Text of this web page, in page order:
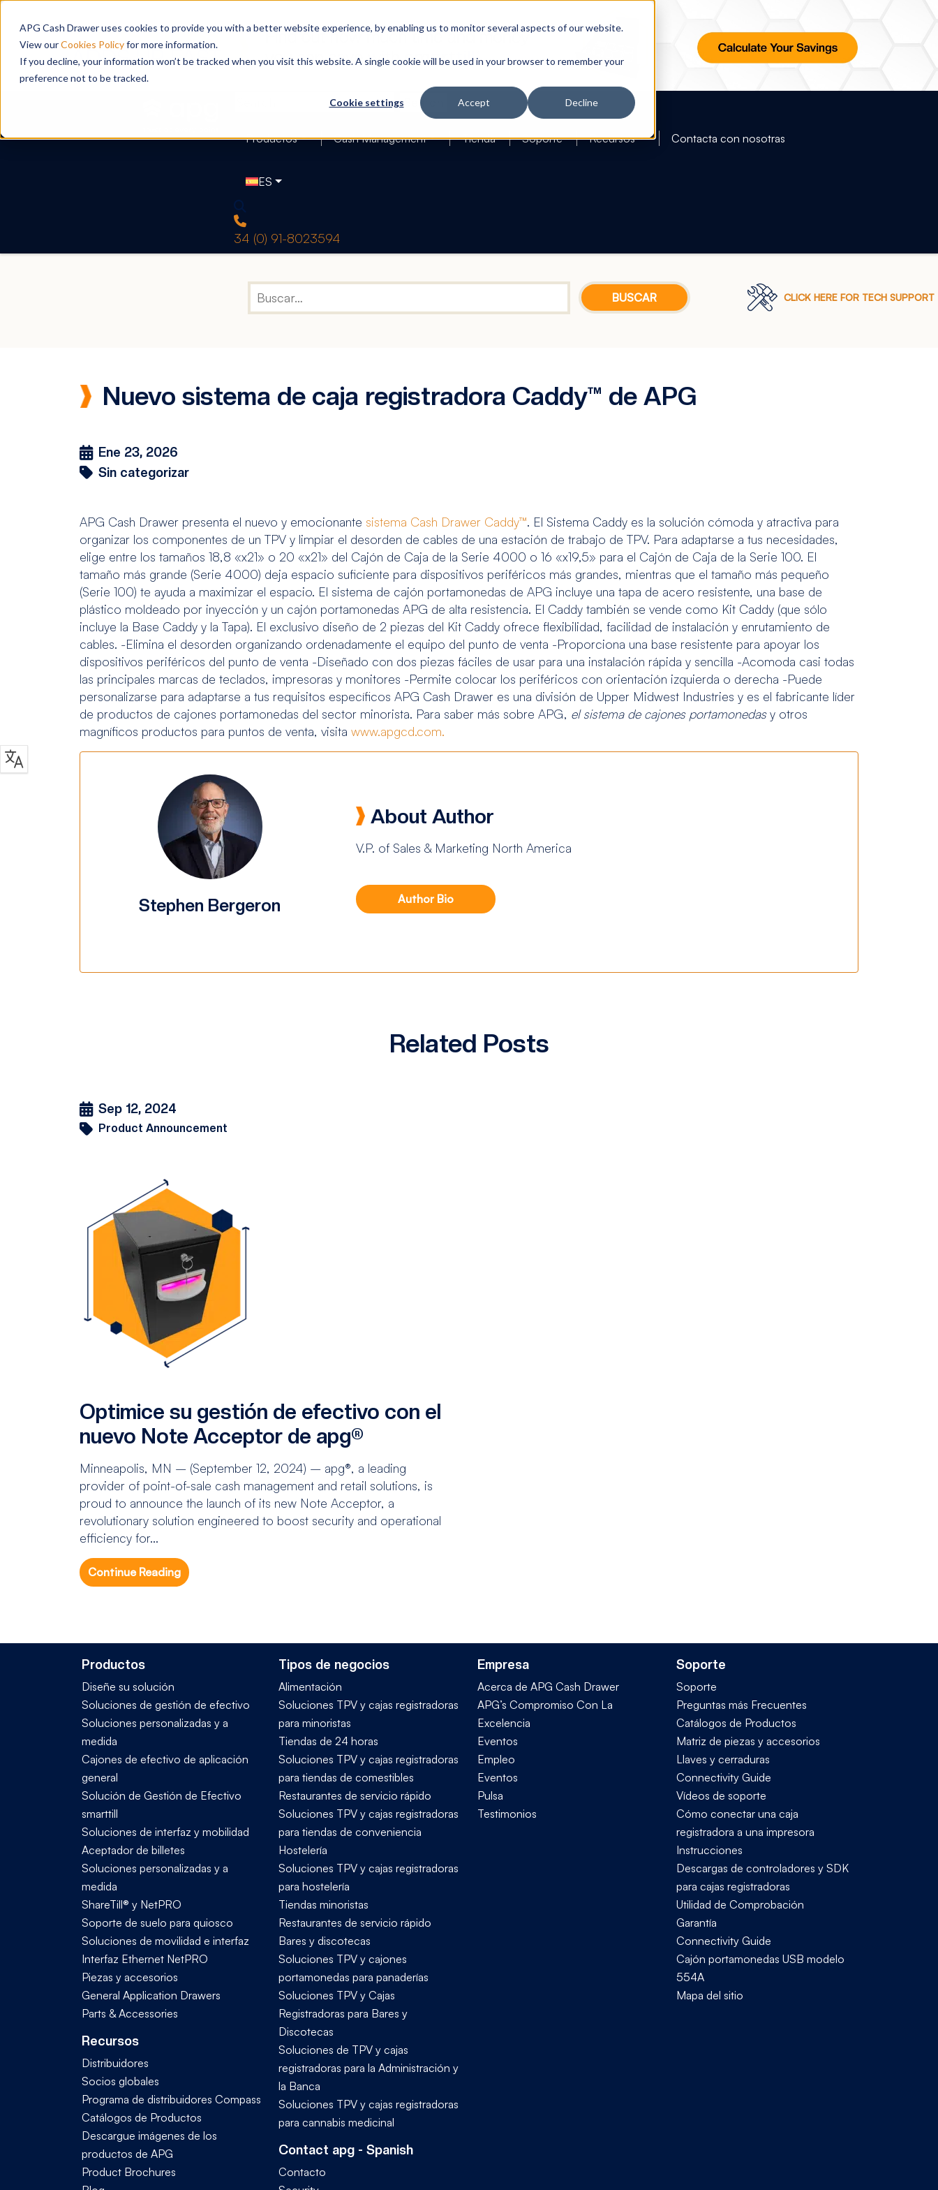
APG Cash Drawer uses cookies to provide you with a better website experience, by enabling us to monitor several aspects of our website.
View ourCookies Policyfor more information.
If you decline, your information won’t be tracked when you visit this website. A single cookie will be used in your browser to remember your
preference not to be tracked.
Cookie settings Accept Decline
Search
Productos Cash Management Tienda Soporte Recursos Contacta con nosotras
ES
34 (0) 91-8023594
CLICK HERE FOR TECH SUPPORT
Nuevo sistema de caja registradora Caddy™ de APG
Ene 23, 2026
Sin categorizar
APG Cash Drawer presenta el nuevo y emocionante sistema Cash Drawer Caddy™. El Sistema Caddy es la solución cómoda y atractiva para
organizar los componentes de un TPV y limpiar el desorden de cables de una estación de trabajo de TPV. Para adaptarse a tus necesidades,
elige entre los tamaños 18,8 «x21» o 20 «x21» del Cajón de Caja de la Serie 4000 o 16 «x19,5» para el Cajón de Caja de la Serie 100. El
tamaño más grande (Serie 4000) deja espacio suficiente para dispositivos periféricos más grandes, mientras que el tamaño más pequeño
(Serie 100) te ayuda a maximizar el espacio. El sistema de cajón portamonedas de APG incluye una tapa de acero resistente, una base de
plástico moldeado por inyección y un cajón portamonedas APG de alta resistencia. El Caddy también se vende como Kit Caddy (que sólo
incluye la Base Caddy y la Tapa). El exclusivo diseño de 2 piezas del Kit Caddy ofrece flexibilidad, facilidad de instalación y enrutamiento de
cables. -Elimina el desorden organizando ordenadamente el equipo del punto de venta -Proporciona una base resistente para apoyar los
dispositivos periféricos del punto de venta -Diseñado con dos piezas fáciles de usar para una instalación rápida y sencilla -Acomoda casi todas
las principales marcas de teclados, impresoras y monitores -Permite colocar los periféricos con orientación izquierda o derecha -Puede
personalizarse para adaptarse a tus requisitos específicos APG Cash Drawer es una división de Upper Midwest Industries y es el fabricante líder
de productos de cajones portamonedas del sector minorista. Para saber más sobre APG, el sistema de cajones portamonedasy otros
magníficos productos para puntos de venta, visita www.apgcd.com.
Stephen Bergeron
About Author
V.P. of Sales & Marketing North America
Author Bio
Related Posts
Sep 12, 2024
Product Announcement
Optimice su gestión de efectivo con el
nuevo Note Acceptor de apg®
Minneapolis, MN – (September 12, 2024) – apg®, a leading
provider of point-of-sale cash management and retail solutions, is
proud to announce the launch of its new Note Acceptor, a
revolutionary solution engineered to boost security and operational
efficiency for...
Continue Reading
Productos
Diseñe su solución
Soluciones de gestión de efectivo
Soluciones personalizadas y a
medida
Cajones de efectivo de aplicación
general
Solución de Gestión de Efectivo
smarttill
Soluciones de interfaz y mobilidad
Aceptador de billetes
Soluciones personalizadas y a
medida
ShareTill® y NetPRO
Soporte de suelo para quiosco
Soluciones de movilidad e interfaz
Interfaz Ethernet NetPRO
Piezas y accesorios
General Application Drawers
Parts & Accessories
Recursos
Distribuidores
Socios globales
Programa de distribuidores Compass
Catálogos de Productos
Descargue imágenes de los
productos de APG
Product Brochures
Tipos de negocios
Alimentación
Soluciones TPV y cajas registradoras
para minoristas
Tiendas de 24 horas
Soluciones TPV y cajas registradoras
para tiendas de comestibles
Restaurantes de servicio rápido
Soluciones TPV y cajas registradoras
para tiendas de conveniencia
Hostelería
Soluciones TPV y cajas registradoras
para hostelería
Tiendas minoristas
Restaurantes de servicio rápido
Bares y discotecas
Soluciones TPV y cajones
portamonedas para panaderías
Soluciones TPV y Cajas
Registradoras para Bares y
Discotecas
Soluciones de TPV y cajas
registradoras para la Administración y
la Banca
Soluciones TPV y cajas registradoras
para cannabis medicinal
Contact apg - Spanish
Contacto
Empresa
Acerca de APG Cash Drawer
APG’s Compromiso Con La
Excelencia
Eventos
Empleo
Eventos
Pulsa
Testimonios
Soporte
Soporte
Preguntas más Frecuentes
Catálogos de Productos
Matriz de piezas y accesorios
Llaves y cerraduras
Connectivity Guide
Vídeos de soporte
Cómo conectar una caja
registradora a una impresora
Instrucciones
Descargas de controladores y SDK
para cajas registradoras
Utilidad de Comprobación
Garantía
Connectivity Guide
Cajón portamonedas USB modelo
554A
Mapa del sitio